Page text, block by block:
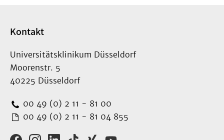
Kontakt
Universitätsklinikum Düsseldorf
Moorenstr. 5
40225 Düsseldorf
00 49 (0) 2 11 - 81 00
00 49 (0) 2 11 - 81 04 855